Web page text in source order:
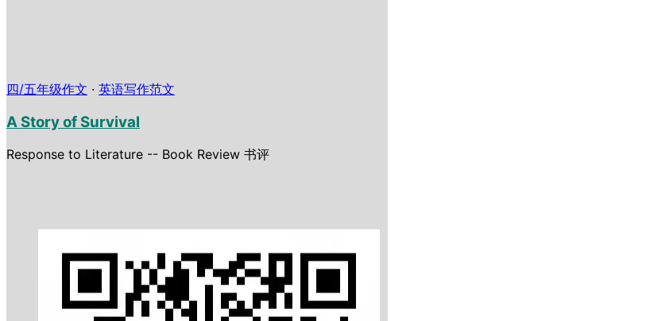
四/五年级作文 · 英语写作范文
A Story of Survival
Response to Literature -- Book Review 书评